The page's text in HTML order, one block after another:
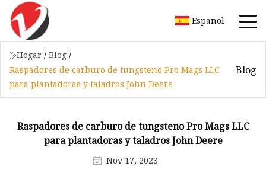
Español
Hogar / Blog /
Raspadores de carburo de tungsteno Pro Mags LLC
para plantadoras y taladros John Deere
Blog
Raspadores de carburo de tungsteno Pro Mags LLC
para plantadoras y taladros John Deere
Nov 17, 2023